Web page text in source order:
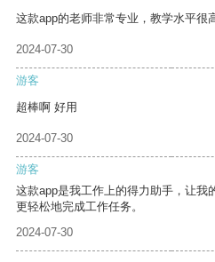
这款app的老师非常专业，教学水平很
2024-07-30
游客
超棒啊 好用
2024-07-30
游客
这款app是我工作上的得力助手，让我
更轻松地完成工作任务。
2024-07-30